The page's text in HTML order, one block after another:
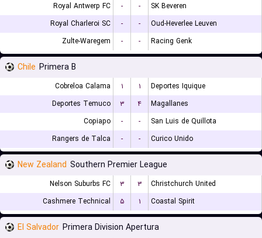
Royal Antwerp FC
- -
SK Beveren
Royal Charleroi SC
- -
Oud-Heverlee Leuven
Zulte-Waregem
- - Racing Genk
Chile Primera B
Cobreloa Calama ۱ ۱
Deportes Iquique
Deportes Temuco
۳ ۴
Magallanes
Copiapo
- -
San Luis de Quillota
Rangers de Talca
- - Curico Unido
New Zealand Southern Premier League
Nelson Suburbs FC ۳ ۳
Christchurch United
Cashmere Technical
۵ ۱ Coastal Spirit
El Salvador Primera Division Apertura